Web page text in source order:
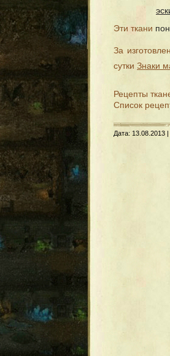
Эти ткани
За
сутки Знаки
Рецепты
Список
Дата: 13.08.2013